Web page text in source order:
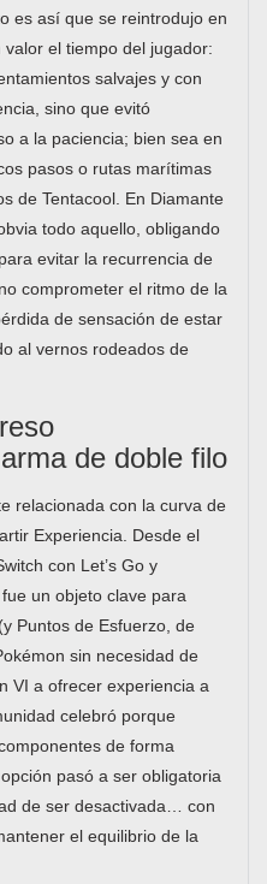
es así que se reintrodujo en
el tiempo del jugador:
salvajes y con
sino que evitó
a la paciencia; bien sea en
pasos o rutas marítimas
de Tentacool. En Diamante
todo aquello, obligando
evitar la recurrencia de
comprometer el ritmo de la
de sensación de estar
al vernos rodeados de
de doble filo
relacionada con la curva de
Experiencia. Desde el
con Let’s Go y
un objeto clave para
Puntos de Esfuerzo, de
sin necesidad de
VI a ofrecer experiencia a
celebró porque
de forma
pasó a ser obligatoria
de ser desactivada… con
el equilibrio de la